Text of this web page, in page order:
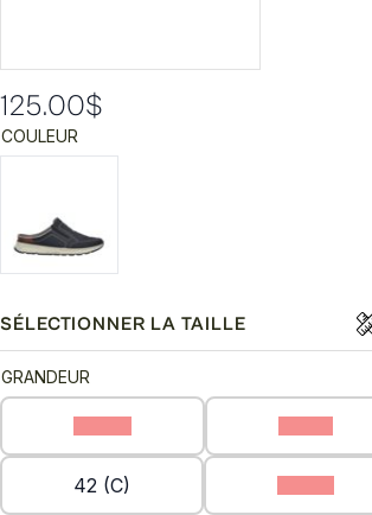
125.00$
COULEUR
SÉLECTIONNER LA TAILLE
GRANDEUR
42 (C)